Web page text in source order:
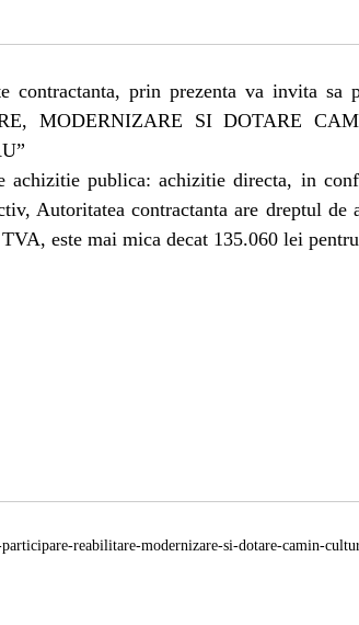
contractanta, prin prezenta va invita sa
MODERNIZARE SI DOTARE
achizitie publica: achizitie directa, in
Autoritatea contractanta are dreptul de
este mai mica decat 135.060 lei
reabilitare-modernizare-si-dotare-camin-